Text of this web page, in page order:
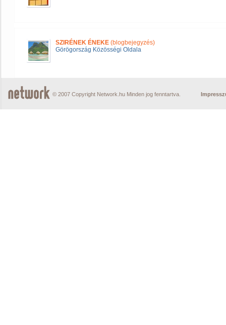
SZIRÉNEK ÉNEKE (blogbejegyzés)
Görögország Közösségi Oldala
© 2007 Copyright Network.hu Minden jog fenntartva.